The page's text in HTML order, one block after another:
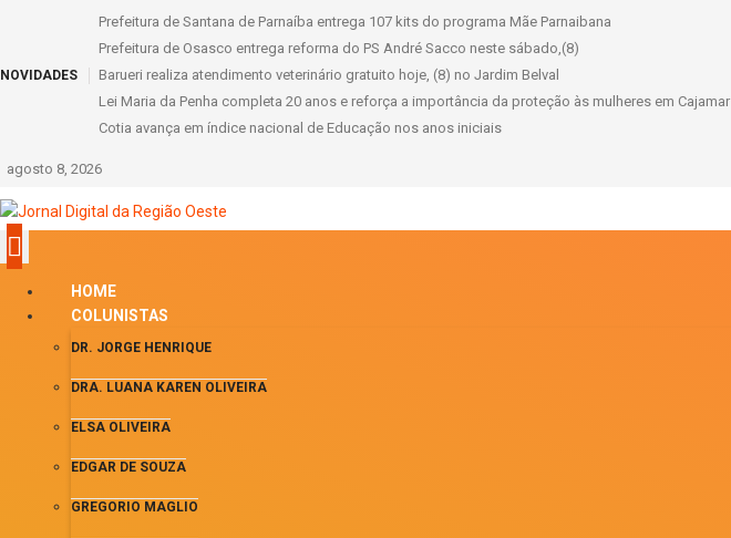
NOVIDADES
Prefeitura de Santana de Parnaíba entrega 107 kits do programa Mãe Parnaibana
Prefeitura de Osasco entrega reforma do PS André Sacco neste sábado,(8)
Barueri realiza atendimento veterinário gratuito hoje, (8) no Jardim Belval
Lei Maria da Penha completa 20 anos e reforça a importância da proteção às mulheres em Cajamar
Cotia avança em índice nacional de Educação nos anos iniciais
agosto 8, 2026
HOME
COLUNISTAS
DR. JORGE HENRIQUE
DRA. LUANA KAREN OLIVEIRA
ELSA OLIVEIRA
EDGAR DE SOUZA
GREGORIO MAGLIO